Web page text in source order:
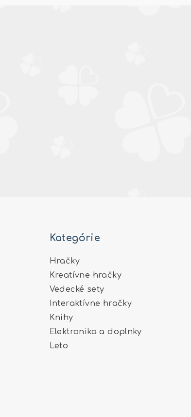
Kategórie
Hračky
Kreatívne hračky
Vedecké sety
Interaktívne hračky
Knihy
Elektronika a doplnky
Leto